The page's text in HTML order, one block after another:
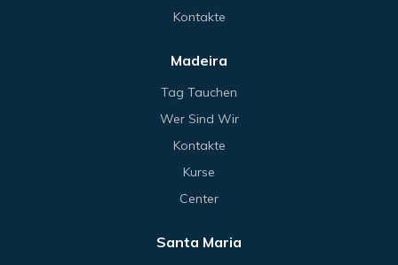
Kontakte
Madeira
Tag Tauchen
Wer Sind Wir
Kontakte
Kurse
Center
Santa Maria